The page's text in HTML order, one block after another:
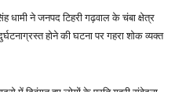
ने जनपद टिहरी गढ़वाल के चंबा क्षेत्र
होने की घटना पर गहरा शोक व्यक्त